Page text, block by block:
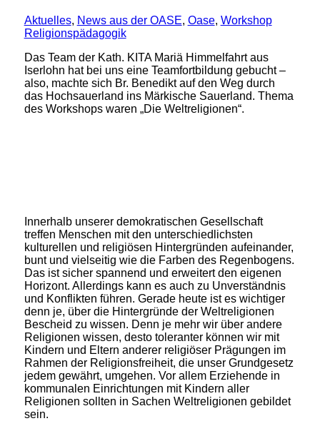
Aktuelles, News aus der OASE, Oase, Workshop
Religionspädagogik
Das Team der Kath. KITA Mariä Himmelfahrt aus
Iserlohn hat bei uns eine Teamfortbildung gebucht –
also, machte sich Br. Benedikt auf den Weg durch
das Hochsauerland ins Märkische Sauerland. Thema
des Workshops waren „Die Weltreligionen“.
Innerhalb unserer demokratischen Gesellschaft
treffen Menschen mit den unterschiedlichsten
kulturellen und religiösen Hintergründen aufeinander,
bunt und vielseitig wie die Farben des Regenbogens.
Das ist sicher spannend und erweitert den eigenen
Horizont. Allerdings kann es auch zu Unverständnis
und Konflikten führen. Gerade heute ist es wichtiger
denn je, über die Hintergründe der Weltreligionen
Bescheid zu wissen. Denn je mehr wir über andere
Religionen wissen, desto toleranter können wir mit
Kindern und Eltern anderer religiöser Prägungen im
Rahmen der Religionsfreiheit, die unser Grundgesetz
jedem gewährt, umgehen. Vor allem Erziehende in
kommunalen Einrichtungen mit Kindern aller
Religionen sollten in Sachen Weltreligionen gebildet
sein.